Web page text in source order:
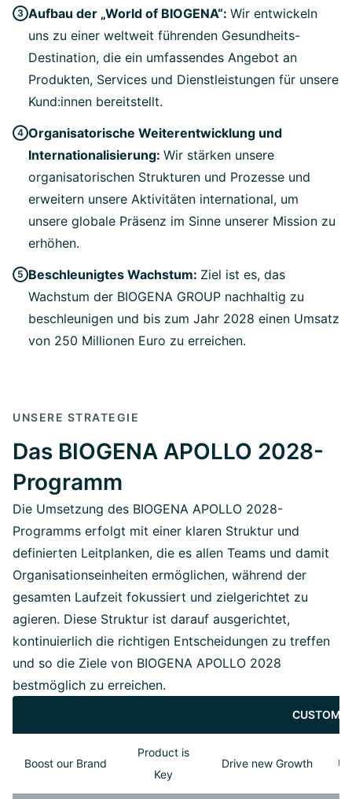
Aufbau der „World of BIOGENA“: Wir entwickeln
uns zu einer weltweit führenden Gesundheits-
Destination, die ein umfassendes Angebot an
Produkten, Services und Dienstleistungen für unsere
Kund:innen bereitstellt.
Organisatorische Weiterentwicklung und
Internationalisierung: Wir stärken unsere
organisatorischen Strukturen und Prozesse und
erweitern unsere Aktivitäten international, um
unsere globale Präsenz im Sinne unserer Mission zu
erhöhen.
Beschleunigtes Wachstum: Ziel ist es, das
Wachstum der BIOGENA GROUP nachhaltig zu
beschleunigen und bis zum Jahr 2028 einen Umsatz
von 250 Millionen Euro zu erreichen.
UNSERE STRATEGIE
Das BIOGENA APOLLO 2028-
Programm
Die Umsetzung des BIOGENA APOLLO 2028-
Programms erfolgt mit einer klaren Struktur und
definierten Leitplanken, die es allen Teams und damit
Organisationseinheiten ermöglichen, während der
gesamten Laufzeit fokussiert und zielgerichtet zu
agieren. Diese Struktur ist darauf ausgerichtet,
kontinuierlich die richtigen Entscheidungen zu treffen
und so die Ziele von BIOGENA APOLLO 2028
bestmöglich zu erreichen.
Boost our Brand
Product is
Key
Drive new Growth